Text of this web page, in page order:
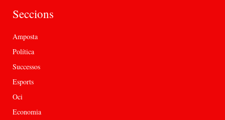
Seccions
Amposta
Política
Successos
Esports
Oci
Economia